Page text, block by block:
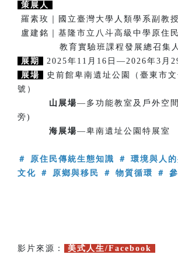
策展人
羅素玫｜國立臺灣大學人類學系副教授
盧建銘｜基隆市立八斗高級中學原住民
教育實驗班課程發展總召集人
展期
2025年11月16日—2026年3月
展場
史前館卑南遺址公園（臺東市
號）
山展場—多功能教室及戶外空
旁)
海展場—卑南遺址公園特展室
＃ 原住民傳統生態知識 ＃ 環境與人
文化 ＃ 原鄉與移民 ＃ 物質循環 ＃
影片來源： 美式人生/Facebook